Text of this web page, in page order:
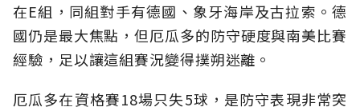
在E組，同組對手有德國、象牙海岸及古拉索。德
國仍是最大焦點，但厄瓜多的防守硬度與南美比賽
經驗，足以讓這組賽況變得撲朔迷離。
厄瓜多在資格賽18場只失5球，是防守表現非常突